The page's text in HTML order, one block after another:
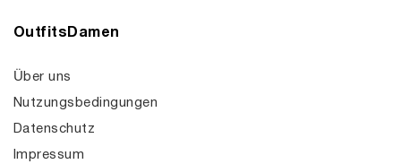
OutfitsDamen
Über uns
Nutzungsbedingungen
Datenschutz
Impressum